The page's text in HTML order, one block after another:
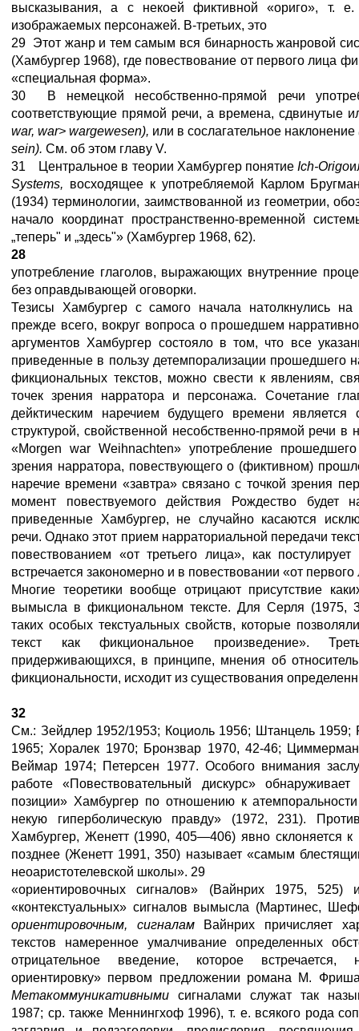
высказывания, а с некоей фиктивной «ориго», т.
изображаемых персонажей. В-третьих, это
29 Этот жанр и тем самым вся бинарность жанровой
(Хамбургер 1968), где повествование от первого лица
«специальная форма».
30 В немецкой несобственно-прямой речи
соответствующие прямой речи, а времена, сдвинутые
war, war> wargewesen), или в сослагательное наклонение
sein). См. об этом главу V.
31 Центральное в теории Хамбургер понятие Ich-Origo
Systems, восходящее к употребляемой Карлом
(1934) терминологии, заимствованной из геометрии,
начало координат пространственно-временной
„теперь" и „здесь"» (Хамбургер 1968, 62).
28
употребление глаголов, выражающих внутренние
без оправдывающей оговорки.
Тезисы Хамбургер с самого начала натолкнулись на
прежде всего, вокруг вопроса о прошедшем
аргументов Хамбургер состояло в том, что все
приведенные в пользу детемпорализации прошедшего
фикциональных текстов, можно свести к явлениям,
точек зрения нарратора и персонажа. Сочетание
дейктическим наречием будущего времени является
структурой, свойственной несобственно-прямой речи
«Morgen war Weihnachten» употребление
зрения нарратора, повествующего о (фиктивном)
наречие времени «завтра» связано с точкой зрения
момент повествуемого действия Рождество
приведенные Хамбургер, не случайно касаются
речи. Однако этот прием нарраториальной передачи
повествованием «от третьего лица», как
встречается закономерно и в повествовании «от
Многие теоретики вообще отрицают присутствие
вымысла в фикциональном тексте. Для Серля (1975,
таких особых текстуальных свойств, которые
текст как фикциональное произведение».
придерживающихся, в принципе, мнения об
фикциональности, исходит из существования
32
См.: Зейдлер 1952/1953; Коциоль 1956; Штанцель
1965; Хоралек 1970; Бронзвар 1970, 42-46;
Веймар 1974; Петерсен 1977. Особого внимания
работе «Повествовательный дискурс»
позиции» Хамбургер по отношению к
некую гиперболическую правду» (1972, 231).
Хамбургер, Женетт (1990, 405—406) явно склоняется к
позднее (Женетт 1991, 350) называет «самым
неоаристотелевской школы». 29
«ориентировочных сигналов» (Вайнрих 1975, 525)
«контекстуальных» сигналов вымысла (Мартинес,
ориентировочным, сигналам Вайнрих причисляет
текстов намеренное умалчивание определенных
отрицательное введение, которое
ориентировку» первом предложении романа М.
Метакоммуникативными сигналами служат так
1987; ср. также Меннингхоф 1996), т. е. всякого рода